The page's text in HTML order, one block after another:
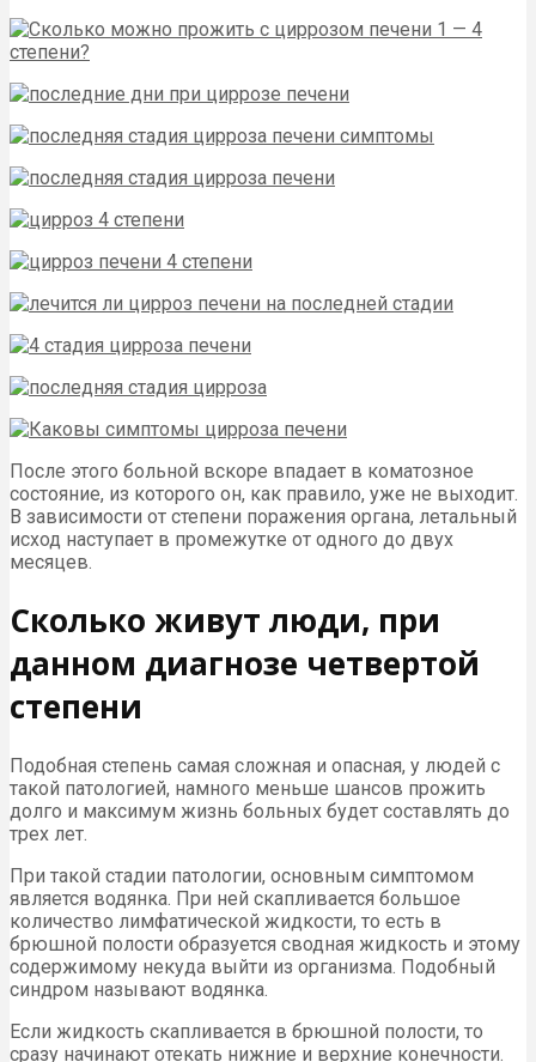
После этого больной вскоре впадает в коматозное
состояние, из которого он, как правило, уже не выходит.
В зависимости от степени поражения органа, летальный
исход наступает в промежутке от одного до двух
месяцев.
Сколько живут люди, при
данном диагнозе четвертой
степени
Подобная степень самая сложная и опасная, у людей с
такой патологией, намного меньше шансов прожить
долго и максимум жизнь больных будет составлять до
трех лет.
При такой стадии патологии, основным симптомом
является водянка. При ней скапливается большое
количество лимфатической жидкости, то есть в
брюшной полости образуется сводная жидкость и этому
содержимому некуда выйти из организма. Подобный
синдром называют водянка.
Если жидкость скапливается в брюшной полости, то
сразу начинают отекать нижние и верхние конечности.